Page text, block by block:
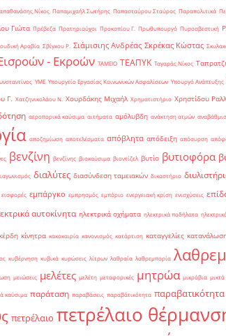
Νίκος Παπαμιχαήλ Σωτήρης Παπασταύρου Σταύρος Παραπολιτικά
Γιώτα Πρέβεζα Πρατηριούχοι Προκοπίου Γ. Πρωθυπουργό Πυροσβεστική
Αραβία Σβίγκου Ρ. Σιάμισιης Ανδρέας Σκρέκας Κώστας
- Εκροών ΤΑΜΕΙΟ ΤΕΑΠΥΚ Ταγαράς Νίκος
ΥΜΕ Υπουργείο Εργασίας Κοινωνικών Ασφαλίσεων Υπουργό Ανάπτυξης
Γ. Χατζηνικολάου Ν. Χουρδάκης Μιχαήλ Χρηματιστήριο Χρηστίδου
αεροπορικά καύσιμα αιτήματα αμόλυβδη ανάκτηση ατμών
αποζημίωση αποτελέσματα απόβλητα απόδειξη απόσυρση
βενζίνη βενζίνης βιοκαύσιμα βιοντίζελ βυτίο βυτιοφόρα
διαλύτες διασύνδεση ταμειακών δικαστήριο
εισφορές εμπάργκο εμπρησμός εμπόριο ενεργειακή κρίση ενισχύσεις
αυτοκίνητα ηλεκτρικά οχήματα ηλεκτρικά ποδήλατα
κίνητρα κακοκαιρία κανονισμός κατάρτιση καταγγελίες
κυβέρνηση κυβικά κυρώσεις λίτρων λαθραία λαθρεμπορία
μειώσεις μελέτες μελέτη μεταφορικές μητρώα μικρόβια μικτά
καύσιμα παράταση παραβάσεις παραβάτικότητα παραβατικότητα
πετρέλαιο πετρέλαιο